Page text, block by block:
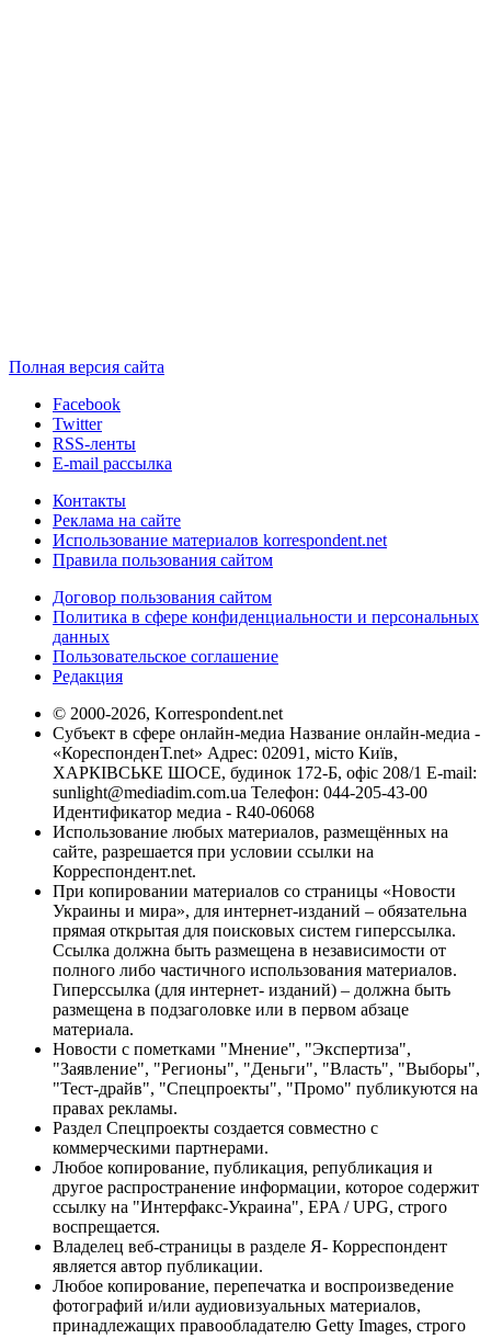
Полная версия сайта
Facebook
Twitter
RSS-ленты
E-mail рассылка
Контакты
Реклама на сайте
Использование материалов korrespondent.net
Правила пользования сайтом
Договор пользования сайтом
Политика в сфере конфиденциальности и персональных
данных
Пользовательское соглашение
Редакция
© 2000-2026, Korrespondent.net
Субъект в сфере онлайн-медиа Название онлайн-медиа -
«КореспонденТ.net» Адрес: 02091, місто Київ,
ХАРКІВСЬКЕ ШОСЕ, будинок 172-Б, офіс 208/1 E-mail:
sunlight@mediadim.com.ua Телефон: 044-205-43-00
Идентификатор медиа - R40-06068
Использование любых материалов, размещённых на
сайте, разрешается при условии ссылки на
Корреспондент.net.
При копировании материалов со страницы «Новости
Украины и мира», для интернет-изданий – обязательна
прямая открытая для поисковых систем гиперссылка.
Ссылка должна быть размещена в независимости от
полного либо частичного использования материалов.
Гиперссылка (для интернет- изданий) – должна быть
размещена в подзаголовке или в первом абзаце
материала.
Новости с пометками "Мнение", "Экспертиза",
"Заявление", "Регионы", "Деньги", "Власть", "Выборы",
"Тест-драйв", "Спецпроекты", "Промо" публикуются на
правах рекламы.
Раздел Спецпроекты создается совместно с
коммерческими партнерами.
Любое копирование, публикация, републикация и
другое распространение информации, которое содержит
ссылку на "Интерфакс-Украина", EPA / UPG, строго
воспрещается.
Владелец веб-страницы в разделе Я- Корреспондент
является автор публикации.
Любое копирование, перепечатка и воспроизведение
фотографий и/или аудиовизуальных материалов,
принадлежащих правообладателю Getty Images, строго